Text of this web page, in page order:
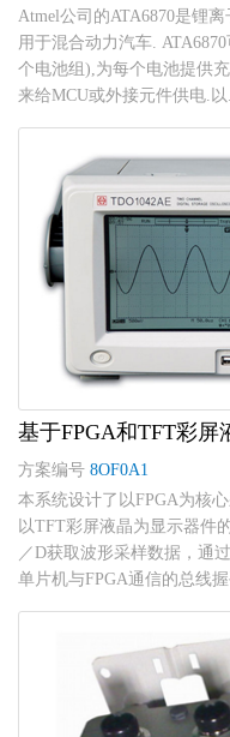
Atmel公司的ATA6870是锂
用于混合动力汽车.
个电池组),为每个电池提供
来给MCU或外接元件供电.
基于FPGA和TFT彩
方案编号 8OF0A1
本系统设计了以FPGA为核
以TFT彩屏液晶为显示器件
／D获取波形采样数据，通
单片机与FPGA通信的总线